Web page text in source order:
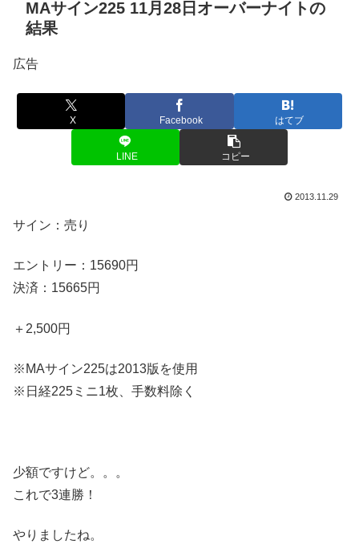
MAサイン225 11月28日オーバーナイトの
結果
広告
X Facebook はてブ
LINE コピー
2013.11.29
サイン：売り
エントリー：15690円
決済：15665円
＋2,500円
※MAサイン225は2013版を使用
※日経225ミニ1枚、手数料除く
少額ですけど。。。
これで3連勝！
やりましたね。